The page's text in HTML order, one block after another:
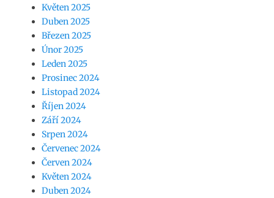
Květen 2025
Duben 2025
Březen 2025
Únor 2025
Leden 2025
Prosinec 2024
Listopad 2024
Říjen 2024
Září 2024
Srpen 2024
Červenec 2024
Červen 2024
Květen 2024
Duben 2024